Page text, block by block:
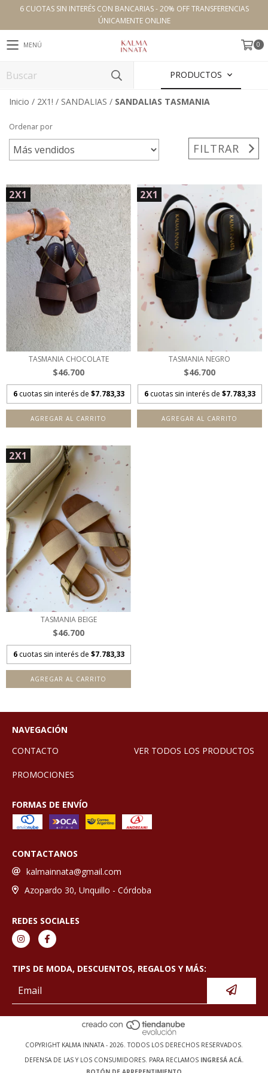
6 CUOTAS SIN INTERÉS CON BANCARIAS - 20% OFF TRANSFERENCIAS
ÚNICAMENTE ONLINE
MENÚ 0
PRODUCTOS
Inicio / 2X1! / SANDALIAS / SANDALIAS TASMANIA
Ordenar por
FILTRAR
2X1
TASMANIA CHOCOLATE
$46.700
6 cuotas sin interés de $7.783,33
AGREGAR AL CARRITO
2X1
TASMANIA NEGRO
$46.700
6 cuotas sin interés de $7.783,33
AGREGAR AL CARRITO
2X1
TASMANIA BEIGE
$46.700
6 cuotas sin interés de $7.783,33
AGREGAR AL CARRITO
NAVEGACIÓN
CONTACTO
VER TODOS LOS PRODUCTOS
PROMOCIONES
FORMAS DE ENVÍO
CONTACTANOS
kalmainnata@gmail.com
Azopardo 30, Unquillo - Córdoba
REDES SOCIALES
TIPS DE MODA, DESCUENTOS, REGALOS Y MÁS:
COPYRIGHT KALMA INNATA - 2026. TODOS LOS DERECHOS RESERVADOS.
DEFENSA DE LAS Y LOS CONSUMIDORES. PARA RECLAMOS INGRESÁ ACÁ.